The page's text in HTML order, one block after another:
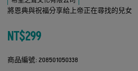
將恩典與祝福分享給上帝正在尋找的兒女
NT$299
商品編號: 208501050338